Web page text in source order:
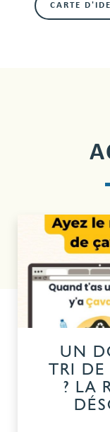
CARTE
UN
TRI DE
? LA